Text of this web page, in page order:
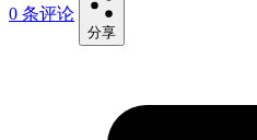
0 条评论
分享